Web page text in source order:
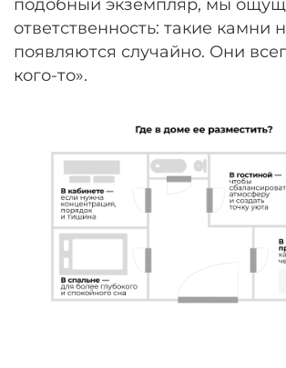
подобный экземпляр, мы
ответственность: такие камни
появляются случайно. Они
кого-то».